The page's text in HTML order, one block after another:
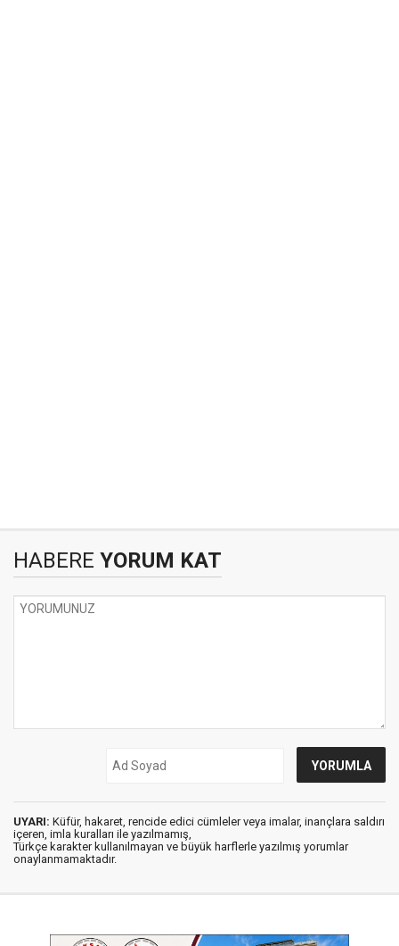
HABERE YORUM KAT
UYARI: Küfür, hakaret, rencide edici cümleler veya imalar, inançlara saldırı
içeren, imla kuralları ile yazılmamış,
Türkçe karakter kullanılmayan ve büyük harflerle yazılmış yorumlar
onaylanmamaktadır.